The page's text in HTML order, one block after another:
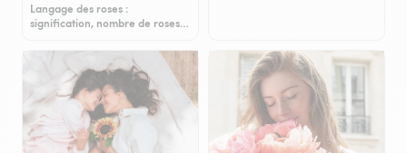
Langage des roses :
signification, nombre de roses…